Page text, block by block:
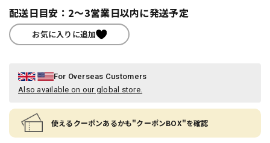
配送日目安：2～3営業日以内に発送予定
お気に入りに追加
For Overseas Customers
Also available on our global store.
使えるクーポンあるかも"クーポンBOX"を確認